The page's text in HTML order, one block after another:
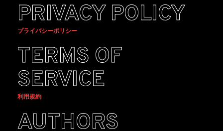
PRIVACY POLICY
プライバシーポリシー
TERMS OF
SERVICE
利用規約
AUTHORS